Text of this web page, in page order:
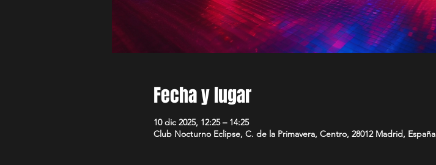
Fecha y lugar
10 dic 2025, 12:25 – 14:25
Club Nocturno Eclipse, C. de la Primavera, Centro, 28012 Madrid, España